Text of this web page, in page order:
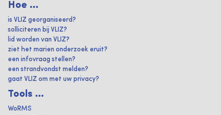
Hoe ...
is VLIZ georganiseerd?
solliciteren bij VLIZ?
lid worden van VLIZ?
ziet het marien onderzoek eruit?
een infovraag stellen?
een strandvondst melden?
gaat VLIZ om met uw privacy?
Tools ...
WoRMS